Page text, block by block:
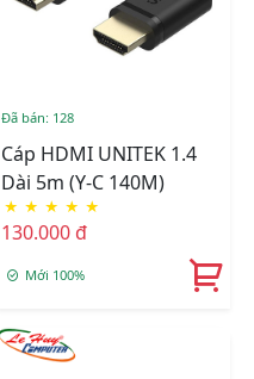
Đã bán: 128
Cáp HDMI UNITEK 1.4
Dài 5m (Y-C 140M)
★ ★ ★ ★ ★
130.000 đ
Mới 100%